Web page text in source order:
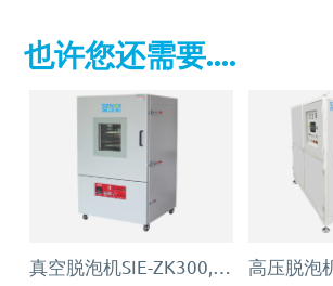
也许您还需要....